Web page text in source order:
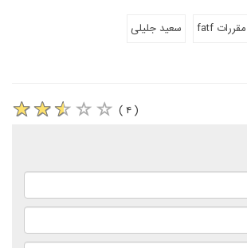
مقررات fatf سعید جلیلی
( ۴ )